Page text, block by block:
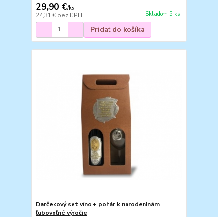
29,90 €/ks
24,31 € bez DPH Skladom 5 ks
Pridať do košíka
Darčekový set víno + pohár k narodeninám
ľubovoľné výročie